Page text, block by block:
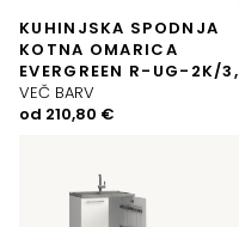
KUHINJSKA SPODNJA
KOTNA OMARICA
EVERGREEN R-UG-2K/3,
VEČ BARV
od 210,80 €